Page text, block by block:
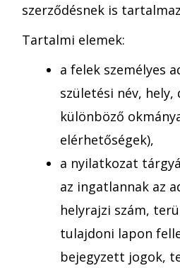
szerződésnek is
Tartalmi elemek:
a felek személyes
születési név, hely,
különböző
elérhetőségek),
a nyilatkozat
az ingatlannak az
helyrajzi szám,
tulajdoni lapon
bejegyzett jogok,